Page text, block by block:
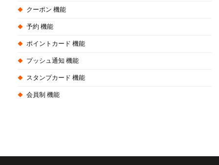
クーポン 機能
予約 機能
ポイントカード 機能
プッシュ通知 機能
スタンプカード 機能
会員制 機能